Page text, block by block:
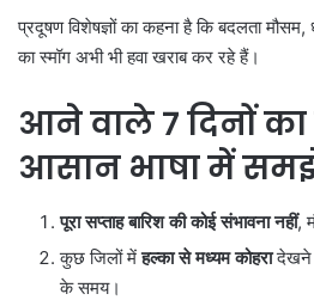
प्रदूषण विशेषज्ञों का कहना है कि बदलता
का स्मॉग अभी भी हवा खराब कर रहे हैं।
आने वाले7दिनों
आसान भाषा में
पूरा सप्ताह बारिश की कोई संभावना नहीं,
कुछ जिलों मेंहल्का से मध्यम कोहरादेखने
के समय।